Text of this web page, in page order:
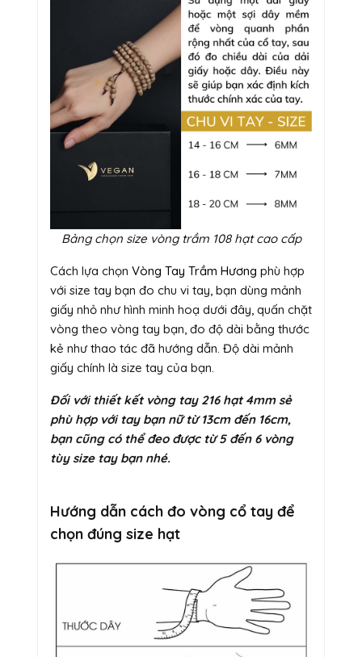
Bảng chọn size vòng trầm 108 hạt cao cấp
Cách lựa chọn Vòng Tay Trầm Hương phù hợp
với size tay bạn đo chu vi tay, bạn dùng mảnh
giấy nhỏ như hình minh hoạ dưới đây, quấn chặt
vòng theo vòng tay bạn, đo độ dài bằng thước
kẻ như thao tác đã hướng dẫn. Độ dài mảnh
giấy chính là size tay của bạn.
Đối với thiết kết vòng tay 216 hạt 4mm sẻ
phù hợp với tay bạn nữ từ 13cm đến 16cm,
bạn cũng có thể đeo được từ 5 đến 6 vòng
tùy size tay bạn nhé.
Hướng dẫn cách đo vòng cổ tay để
chọn đúng size hạt